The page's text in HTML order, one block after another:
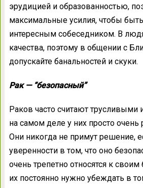
эрудицией и образованностью,
максимальные усилия, чтобы
интересным собеседником. В
качества, поэтому в общении с
допускайте банальностей и скуки.
Рак — “безопасный”
Раков часто считают трусливыми
на самом деле у них просто очень
Они никогда не примут решение,
уверенности в том, что оно
очень трепетно относятся к
их постоянно нужно убеждать в